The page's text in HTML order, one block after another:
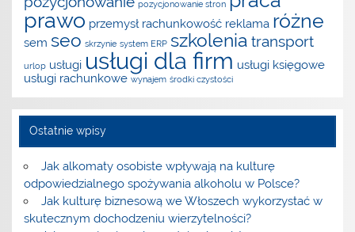
pozycjonowanie stron
prawo przemysł rachunkowość reklama różne
sem seo skrzynie system ERP szkolenia transport
urlop usługi usługi dla firm usługi księgowe
usługi rachunkowe wynajem środki czystości
Ostatnie wpisy
Jak alkomaty osobiste wpływają na kulturę
odpowiedzialnego spożywania alkoholu w Polsce?
Jak kulturę biznesową we Włoszech wykorzystać w
skutecznym dochodzeniu wierzytelności?